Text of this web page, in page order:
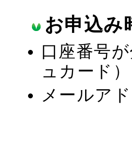
お申込み
口座番号
ュカード）
メールア